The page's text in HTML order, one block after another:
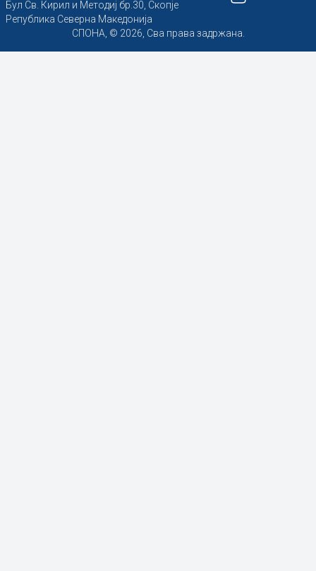
Бул Св. Кирил и Методиј бр.30, Скопје
Република Северна Македонија
СПОНА, © 2026, Сва права задржана.